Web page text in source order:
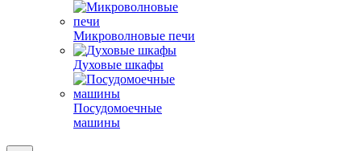
Микроволновые печи
Духовые шкафы
Посудомоечные
машины